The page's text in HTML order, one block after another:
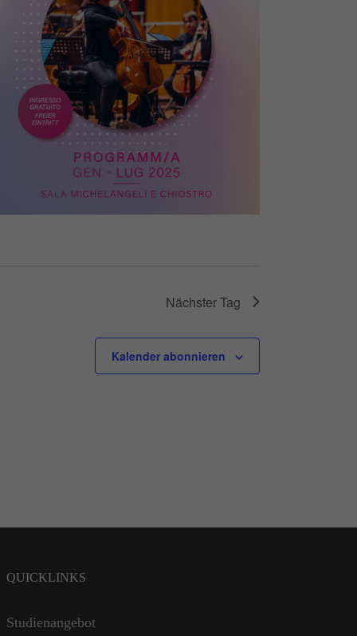
Nächster Tag
Kalender abonnieren
QUICKLINKS
Studienangebot